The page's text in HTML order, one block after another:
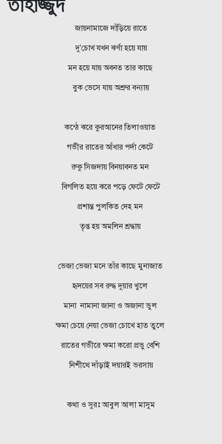
তাহাজ্জুদ
জায়নামাজে দাঁড়িয়ে রাতে
দু'চোখ যখন ঝর্ণা হয়ে যায়
মন হয়ে যায় অবনত তার কাছে
বুক ভেসে যায় অশ্রুর বন্যায়
কন্ঠে ঝরে কুরআনের তিলাওয়াত
গভীর রাতের আঁধার পর্দা কেটে
রুকু সিজদায় বিনয়াবনত মন
বিগলিত হয়ে ঝরে পড়ে ফেটে ফেটে
প্রশান্ত পুলকিত দেহ মন
তৃপ্ত হয় অমলিন শ্রদ্ধায়
ভেজা ভেজা মনে তাঁর কাছে মুনাজাত
হৃদয়ের সব রুদ্ধ দুয়ার খুলে
মানা নামানা জানা ও অজানা ভুল
ক্ষমা চেয়ে নেয়া ভেজা চোখে হাত তুলে
রাতের গভীরে ক্ষমা করো প্রভু বেশি
নিশীথে দাঁড়াই দয়ারই ভরসায়
কথা ও সুরঃ আবুল আলা মাসুম